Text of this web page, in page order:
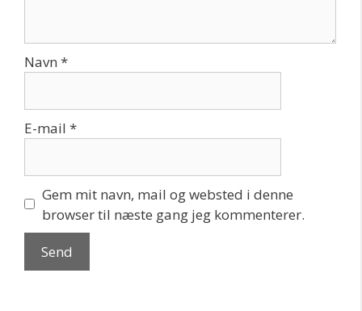
Navn *
E-mail *
Gem mit navn, mail og websted i denne
browser til næste gang jeg kommenterer.